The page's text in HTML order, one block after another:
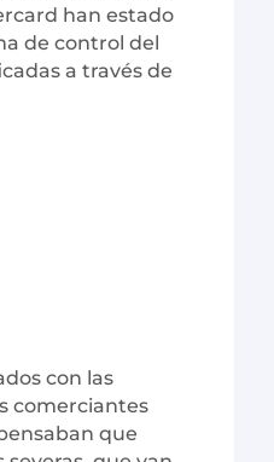
han estado
de control del
a través de
con las
comerciantes
que